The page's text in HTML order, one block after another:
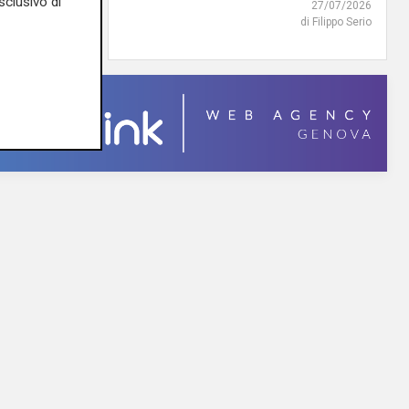
27/07/2026
di Filippo Serio